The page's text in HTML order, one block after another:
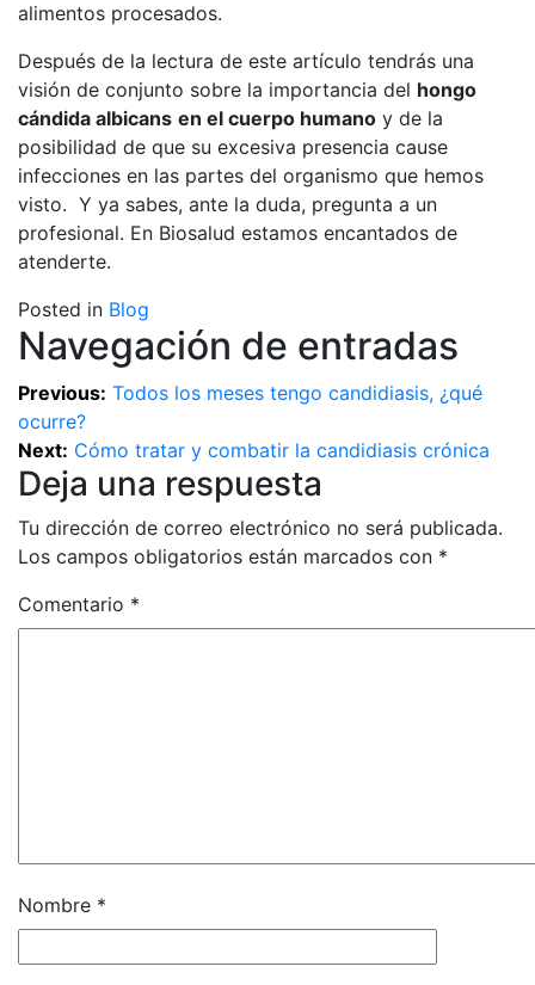
alimentos procesados.
Después de la lectura de este artículo tendrás una
visión de conjunto sobre la importancia del hongo
cándida albicans en el cuerpo humano y de la
posibilidad de que su excesiva presencia cause
infecciones en las partes del organismo que hemos
visto. Y ya sabes, ante la duda, pregunta a un
profesional. En Biosalud estamos encantados de
atenderte.
Posted in Blog
Navegación de entradas
Previous: Todos los meses tengo candidiasis, ¿qué
ocurre?
Next: Cómo tratar y combatir la candidiasis crónica
Deja una respuesta
Tu dirección de correo electrónico no será publicada.
Los campos obligatorios están marcados con *
Comentario *
Nombre *